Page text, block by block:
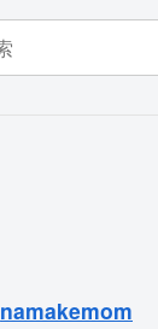
namakemom